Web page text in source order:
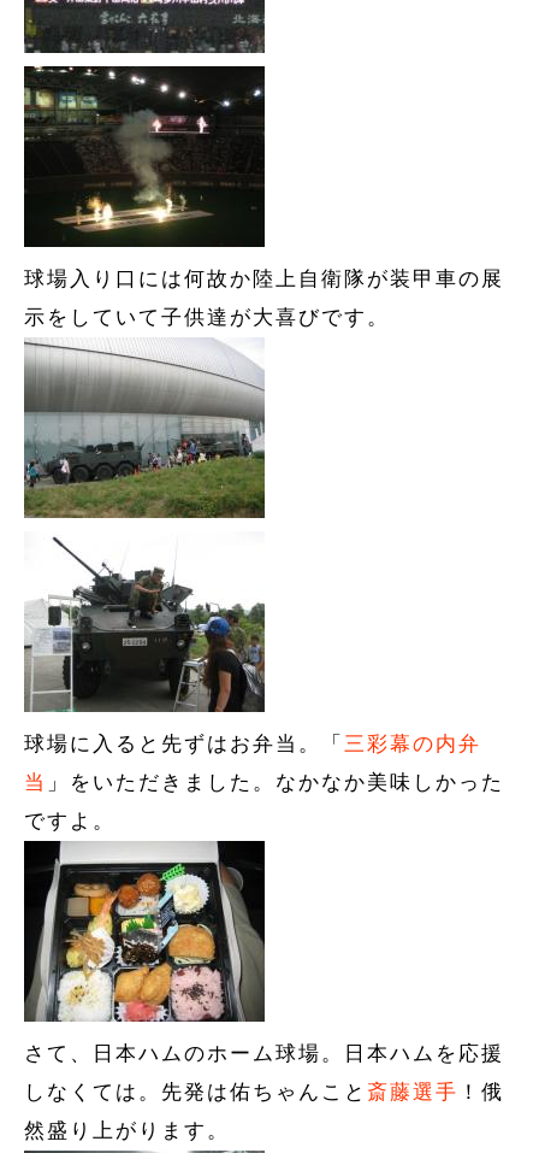
球場入り口には何故か陸上自衛隊が装甲車の展
示をしていて子供達が大喜びです。
球場に入ると先ずはお弁当。「 三彩幕の内弁
当 」をいただきました。なかなか美味しかった
ですよ。
さて、日本ハムのホーム球場。日本ハムを応援
しなくては。先発は佑ちゃんこと 斎藤選手 ！俄
然盛り上がります。